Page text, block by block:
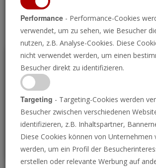
Programm
P
Performance - Performance-Cookies
verwendet, um zu sehen, wie Besucher
nutzen, z.B. Analyse-Cookies. Diese
nicht verwendet werden, um einen
Besucher direkt zu identifizieren.
Targeting - Targeting-Cookies werden
Besucher zwischen verschiedenen
identifizieren, z.B. Inhaltspartner,
Diese Cookies können von Unternehmen
werden, um ein Profil der
erstellen oder relevante Werbung auf